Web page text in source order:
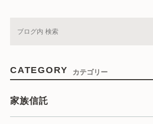
CATEGORY カテゴリー
家族信託